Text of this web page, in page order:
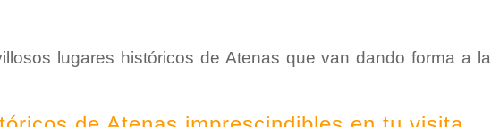
lugares históricos de Atenas que van dando forma a la